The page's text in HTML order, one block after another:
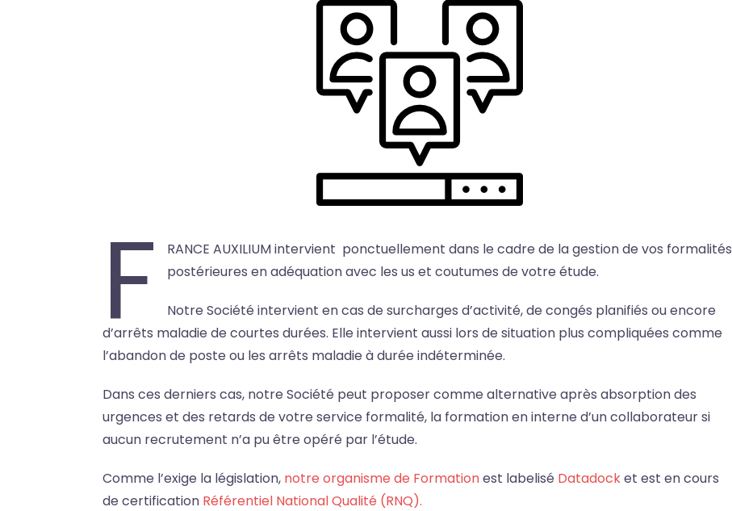
F
RANCE AUXILIUM intervient ponctuellement dans le cadre de la gestion de vos formalités
postérieures en adéquation avec les us et coutumes de votre étude.
Notre Société intervient en cas de surcharges d’activité, de congés planifiés ou encore
d’arrêts maladie de courtes durées. Elle intervient aussi lors de situation plus compliquées comme
l’abandon de poste ou les arrêts maladie à durée indéterminée.
Dans ces derniers cas, notre Société peut proposer comme alternative après absorption des
urgences et des retards de votre service formalité, la formation en interne d’un collaborateur si
aucun recrutement n’a pu être opéré par l’étude.
Comme l’exige la législation, notre organisme de Formationest labelisé Datadocket est en cours
de certification Référentiel National Qualité (RNQ).